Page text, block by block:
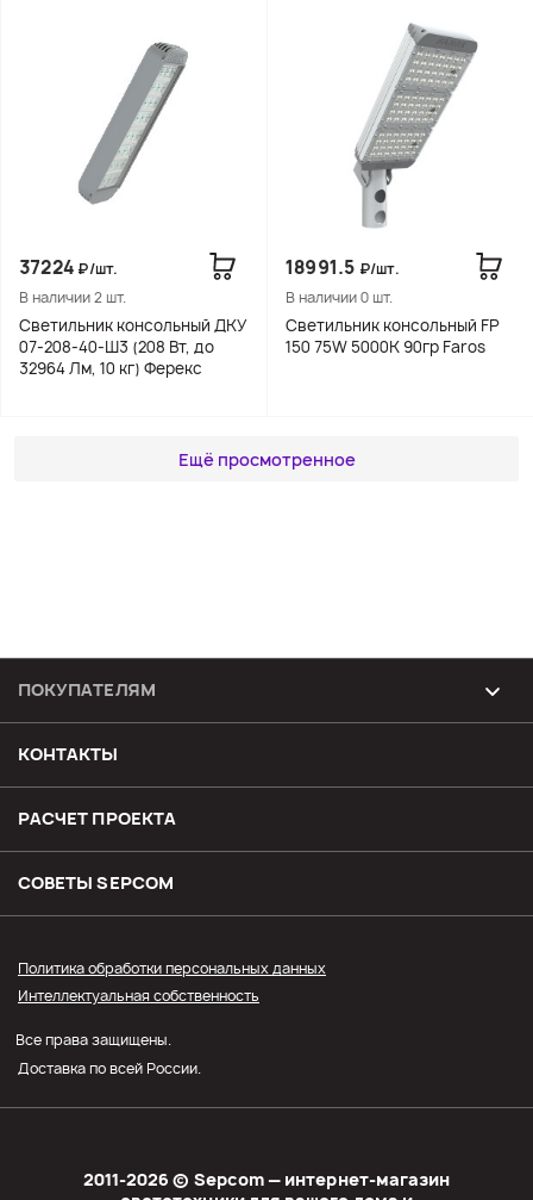
37224 ₽/шт.
В наличии 2 шт.
Светильник консольный ДКУ
07-208-40-Ш3 (208 Вт, до
32964 Лм, 10 кг) Ферекс
18991.5 ₽/шт.
В наличии 0 шт.
Светильник консольный FP
150 75W 5000K 90гр Faros
Ещё просмотренное
ПОКУПАТЕЛЯМ
Возврат и обмен товара
Доставка
Оплата
Оптовым покупателям
Личный кабинет
КОНТАКТЫ
РАСЧЕТ ПРОЕКТА
СОВЕТЫ SЕPCOM
2011-2026 © Sеpcom — интернет-магазин
Политика обработки персональных данных
Интеллектуальная собственность
Все права защищены.
Доставка по всей России.